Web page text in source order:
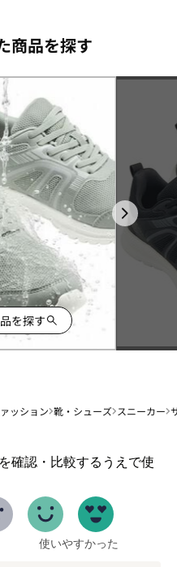
商品を探す
を探す
ッション 靴・シューズ スニーカー
確認・比較するうえで使
使いやすかった